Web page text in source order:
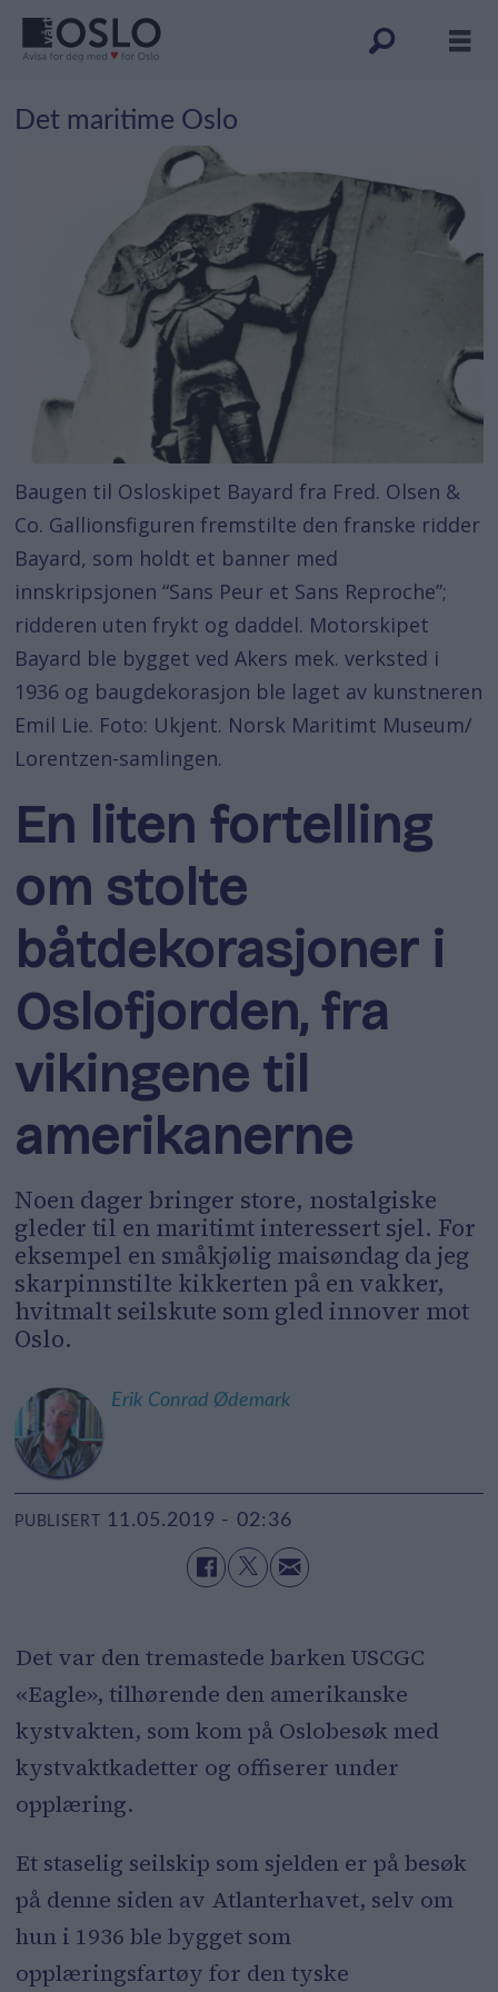
Det maritime Oslo
Baugen til Osloskipet Bayard fra Fred. Olsen &
Co. Gallionsfiguren fremstilte den franske ridder
Bayard, som holdt et banner med
innskripsjonen “Sans Peur et Sans Reproche”;
ridderen uten frykt og daddel. Motorskipet
Bayard ble bygget ved Akers mek. verksted i
1936 og baugdekorasjon ble laget av kunstneren
Emil Lie. Foto: Ukjent. Norsk Maritimt Museum/
Lorentzen-samlingen.
En liten fortelling
om stolte
båtdekorasjoner i
Oslofjorden, fra
vikingene til
amerikanerne
Noen dager bringer store, nostalgiske
gleder til en maritimt interessert sjel. For
eksempel en småkjølig maisøndag da jeg
skarpinnstilte kikkerten på en vakker,
hvitmalt seilskute som gled innover mot
Oslo.
Erik Conrad Ødemark
PUBLISERT 11.05.2019 - 02:36
Det var den tremastede barken USCGC
«Eagle», tilhørende den amerikanske
kystvakten, som kom på Oslobesøk med
kystvaktkadetter og offiserer under
opplæring.
Et staselig seilskip som sjelden er på besøk
på denne siden av Atlanterhavet, selv om
hun i 1936 ble bygget som
opplæringsfartøy for den tyske